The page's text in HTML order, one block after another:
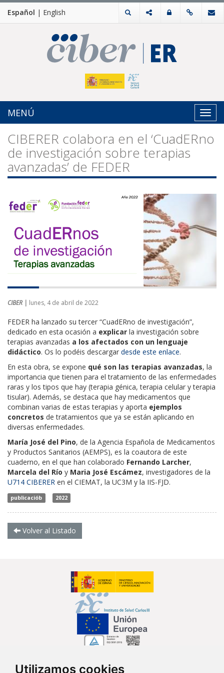
Utilizamos cookies
Español | English
MENÚ
CIBERER colabora en el ‘CuadERno
de investigación sobre terapias
avanzadas’ de FEDER
CIBER | lunes, 4 de abril de 2022
FEDER ha lanzado su tercer “CuadERno de investigación”,
dedicado en esta ocasión a explicar la investigación sobre
terapias avanzadas a los afectados con un lenguaje
didáctico. Os lo podéis descargar desde este enlace.
En esta obra, se expone qué son las terapias avanzadas, la
importancia que tienen para el tratamiento de las enfermedades
raras y los tipos que hay (terapia génica, terapia celular y terapia
tisular). Además, se destaca que hay medicamentos que
combinan varias de estas terapias y aporta ejemplos
concretos de tratamientos que ya se están aplicando en
diversas enfermedades.
María José del Pino, de la Agencia Española de Medicamentos
y Productos Sanitarios (AEMPS), es la coautora de este
cuaderno, en el que han colaborado Fernando Larcher,
Marcela del Río y Maria José Escámez, investigadores de la
U714 CIBERER en el CIEMAT, la UC3M y la IIS-FJD.
publicaciób 2022
Volver al Listado